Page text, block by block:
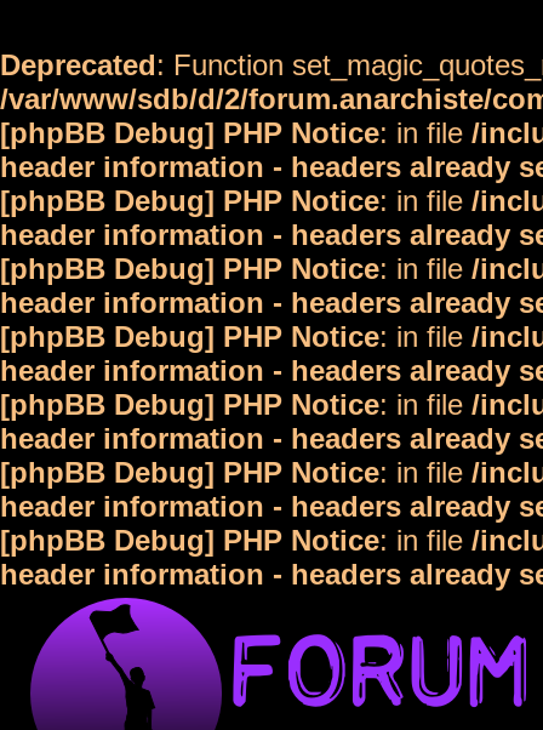
Deprecated: Function
/var/www/sdb/d/2/forum.anarchiste/
[phpBB Debug] PHP Notice: in file /
header information - headers already
[phpBB Debug] PHP Notice: in file /
header information - headers already
[phpBB Debug] PHP Notice: in file /
header information - headers already
[phpBB Debug] PHP Notice: in file /
header information - headers already
[phpBB Debug] PHP Notice: in file /
header information - headers already
[phpBB Debug] PHP Notice: in file /
header information - headers already
[phpBB Debug] PHP Notice: in file /
header information - headers already